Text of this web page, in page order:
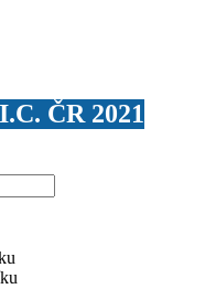
ČR 2021